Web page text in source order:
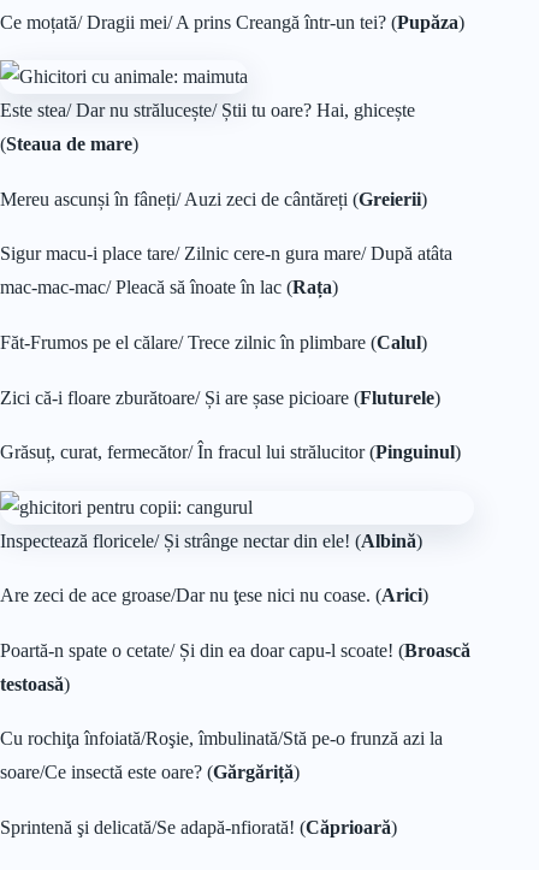
Ce moțată/ Dragii mei/ A prins Creangă într-un tei? (Pupăza)
Este stea/ Dar nu strălucește/ Știi tu oare? Hai, ghicește
(Steaua de mare)
Mereu ascunși în fâneți/ Auzi zeci de cântăreți (Greierii)
Sigur macu-i place tare/ Zilnic cere-n gura mare/ După atâta
mac-mac-mac/ Pleacă să înoate în lac (Rața)
Făt-Frumos pe el călare/ Trece zilnic în plimbare (Calul)
Zici că-i floare zburătoare/ Și are șase picioare (Fluturele)
Grăsuț, curat, fermecător/ În fracul lui strălucitor (Pinguinul)
Inspectează floricele/ Și strânge nectar din ele! (Albină)
Are zeci de ace groase/Dar nu ţese nici nu coase. (Arici)
Poartă-n spate o cetate/ Și din ea doar capu-l scoate! (Broască
testoasă)
Cu rochiţa înfoiată/Roşie, îmbulinată/Stă pe-o frunză azi la
soare/Ce insectă este oare? (Gărgăriță)
Sprintenă şi delicată/Se adapă-nfiorată! (Căprioară)